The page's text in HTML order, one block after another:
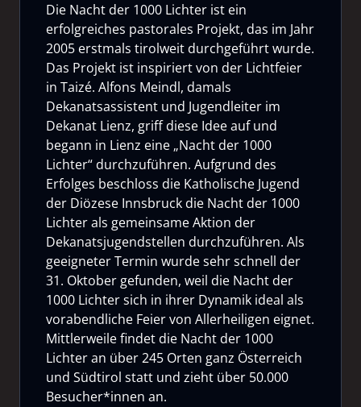
Die Nacht der 1000 Lichter ist ein
erfolgreiches pastorales Projekt, das im Jahr
2005 erstmals tirolweit durchgeführt wurde.
Das Projekt ist inspiriert von der Lichtfeier
in Taizé. Alfons Meindl, damals
Dekanatsassistent und Jugendleiter im
Dekanat Lienz, griff diese Idee auf und
begann in Lienz eine „Nacht der 1000
Lichter“ durchzuführen. Aufgrund des
Erfolges beschloss die Katholische Jugend
der Diözese Innsbruck die Nacht der 1000
Lichter als gemeinsame Aktion der
Dekanatsjugendstellen durchzuführen. Als
geeigneter Termin wurde sehr schnell der
31. Oktober gefunden, weil die Nacht der
1000 Lichter sich in ihrer Dynamik ideal als
vorabendliche Feier von Allerheiligen eignet.
Mittlerweile findet die Nacht der 1000
Lichter an über 245 Orten ganz Österreich
und Südtirol statt und zieht über 50.000
Besucher*innen an.